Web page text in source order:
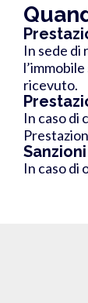
In sede di
ricevuto.
In caso di
In caso di